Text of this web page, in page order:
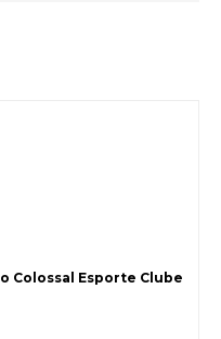
Colossal Esporte Clube